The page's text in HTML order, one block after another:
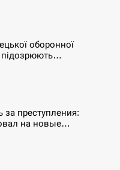
оборонної
підозрюють…
за преступления:
на новые…